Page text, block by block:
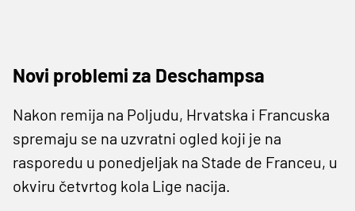
Novi problemi za Deschampsa
Nakon remija na Poljudu, Hrvatska i Francuska
spremaju se na uzvratni ogled koji je na
rasporedu u ponedjeljak na Stade de Franceu, u
okviru četvrtog kola Lige nacija.